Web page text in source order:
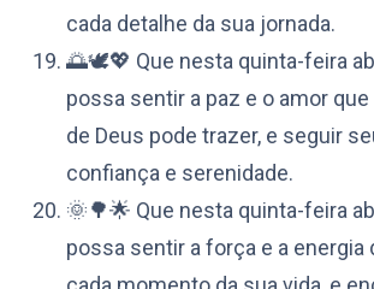
cada detalhe da sua jornada.
🌅🕊️💖 Que nesta quinta-feira
possa sentir a paz e o amor
de Deus pode trazer, e seguir
confiança e serenidade.
🌞🌳🌟 Que nesta quinta-feira
possa sentir a força e a energia